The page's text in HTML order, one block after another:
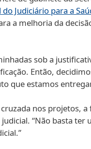
Judiciário para a
a melhoria da
sob a
Então,
que estamos
nos projetos,
“Não basta